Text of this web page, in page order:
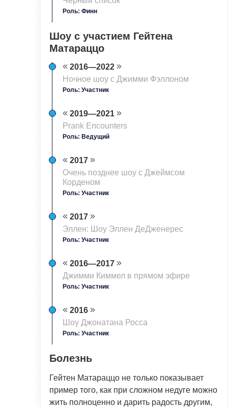
Роль: Финн
Шоу с участием Гейтена
Матараццо
2016—2022
Ночное шоу с Джимми Фэллоном
Роль: Участник
2019—2021
Prank Encounters
Роль: Ведущий
2017
Очень позднее шоу с Джеймсом
Корденом
Роль: Участник
2017
Эллен: Шоу Эллен ДеДженерес
Роль: Участник
2016—2017
Джимми Киммел в прямом эфире
Роль: Участник
2016
Шоу Джонатана Росса
Роль: Участник
Болезнь
Гейтен Матараццо не только показывает
пример того, как при сложном недуге можно
жить полноценно и дарить радость другим,